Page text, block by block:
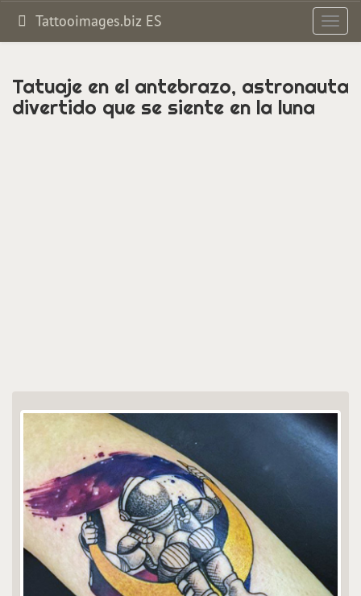
Tattooimages.biz ES
Tatuaje en el antebrazo, astronauta
divertido que se siente en la luna